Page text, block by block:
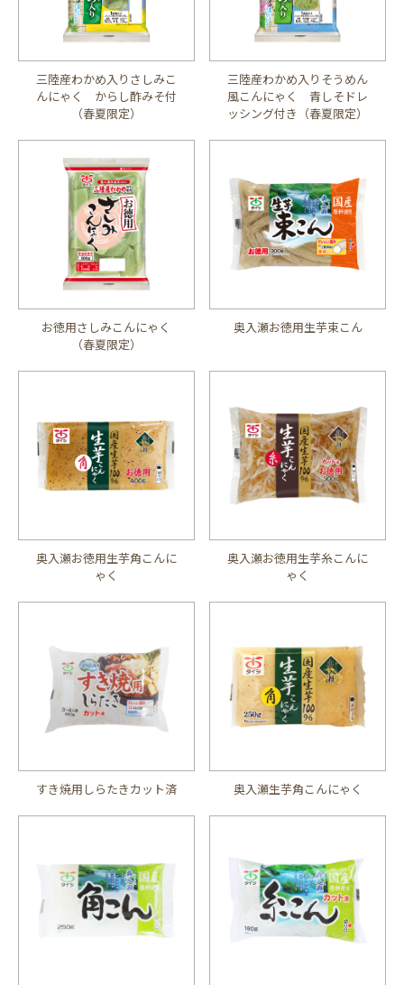
三陸産わかめ入りさしみこ
んにゃく からし酢みそ付
（春夏限定）
三陸産わかめ入りそうめん
風こんにゃく 青しそドレ
ッシング付き（春夏限定）
お徳用さしみこんにゃく
（春夏限定）
奥入瀬お徳用生芋束こん
奥入瀬お徳用生芋角こんに
ゃく
奥入瀬お徳用生芋糸こんに
ゃく
すき焼用しらたきカット済 奥入瀬生芋角こんにゃく